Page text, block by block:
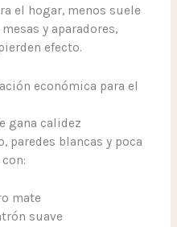
el hogar, menos suele
y aparadores,
efecto.
económica para el
gana calidez
paredes blancas y poca
mate
suave